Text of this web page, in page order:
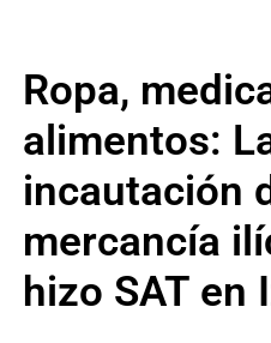
Ropa,
alimentos:
incautación
mercancía
hizo SAT en